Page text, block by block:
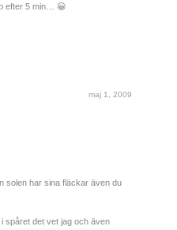
efter 5 min… 😀
maj 1, 2009
solen har sina fläckar även du
spåret det vet jag och även